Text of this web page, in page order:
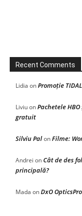
Recent Comments
Lidia onPromoție
LiviuonPachetele HBO
gratuit
Silviu PalonFilme:
Andrei onCât de des
principală?
Mada onDxO